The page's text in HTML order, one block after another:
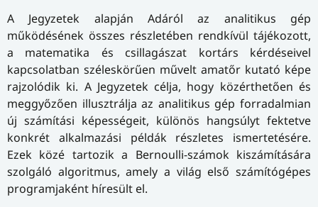
A Jegyzetek alapján Adáról az analitikus gép
működésének összes részletében rendkívül tájékozott,
a matematika és csillagászat kortárs kérdéseivel
kapcsolatban széleskörűen művelt amatőr kutató képe
rajzolódik ki. A Jegyzetek célja, hogy közérthetően és
meggyőzően illusztrálja az analitikus gép forradalmian
új számítási képességeit, különös hangsúlyt fektetve
konkrét alkalmazási példák részletes ismertetésére.
Ezek közé tartozik a Bernoulli-számok kiszámítására
szolgáló algoritmus, amely a világ első számítógépes
programjaként híresült el.